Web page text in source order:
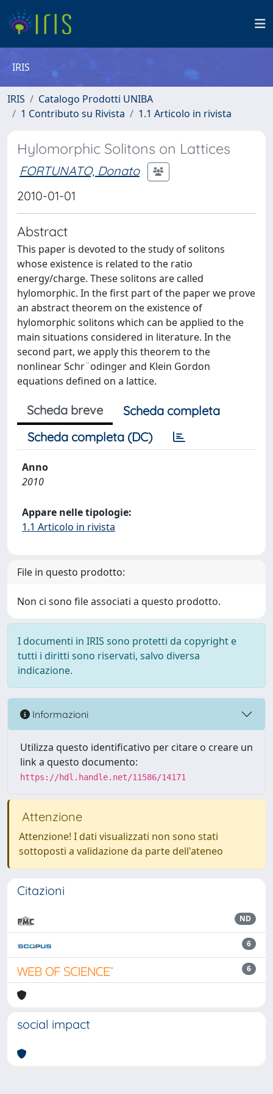
IRIS
IRIS
Catalogo Prodotti UNIBA
1 Contributo su Rivista
1.1 Articolo in rivista
Hylomorphic Solitons on Lattices
FORTUNATO, Donato
2010-01-01
Abstract
This paper is devoted to the study of solitons
whose existence is related to the ratio
energy/charge. These solitons are called
hylomorphic. In the first part of the paper we prove
an abstract theorem on the existence of
hylomorphic solitons which can be applied to the
main situations considered in literature. In the
second part, we apply this theorem to the
nonlinear Schr¨odinger and Klein Gordon
equations defined on a lattice.
Scheda breve
Scheda completa
Scheda completa (DC)
Anno
2010
Appare nelle tipologie:
1.1 Articolo in rivista
File in questo prodotto:
Non ci sono file associati a questo prodotto.
I documenti in IRIS sono protetti da copyright e
tutti i diritti sono riservati, salvo diversa
indicazione.
Informazioni
Utilizza questo identificativo per citare o creare un
link a questo documento:
https://hdl.handle.net/11586/14171
Attenzione
Attenzione! I dati visualizzati non sono stati
sottoposti a validazione da parte dell'ateneo
Citazioni
ND
6
6
social impact